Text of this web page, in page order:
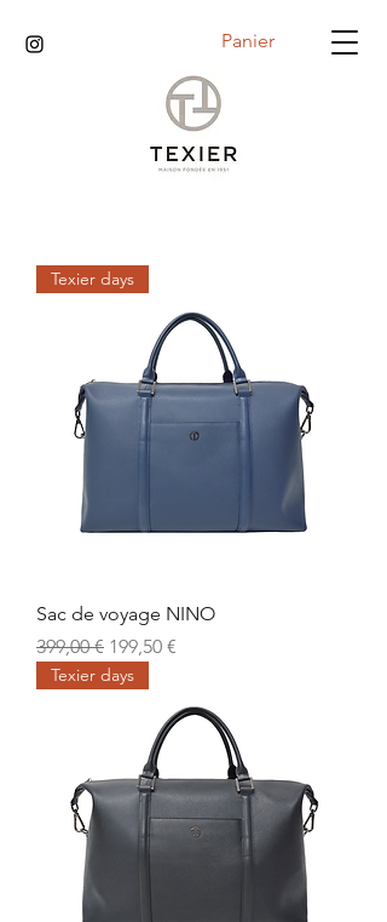
Panier
Texier days
Sac de voyage NINO
Prix original
399,00 € Prix promotionnel
199,50 €
Texier days